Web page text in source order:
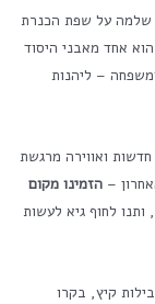
שלמה על שפת הכנרת
הוא אחד מאבני היסוד
– ליהנות
חדשות ואווירה מרגשת
– הזמינו מקום
, ותנו לחוף גיא לעשות
קיץ, בקרו